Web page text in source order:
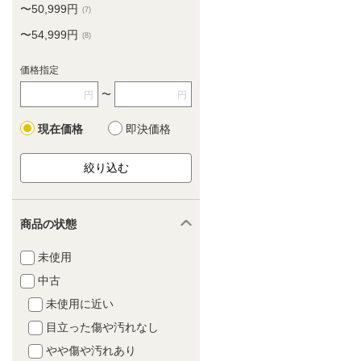
〜50,999円 (7)
〜54,999円 (8)
価格指定
円 〜 円
現在価格 即決価格
商品の状態
未使用
中古
未使用に近い
目立った傷や汚れなし
やや傷や汚れあり